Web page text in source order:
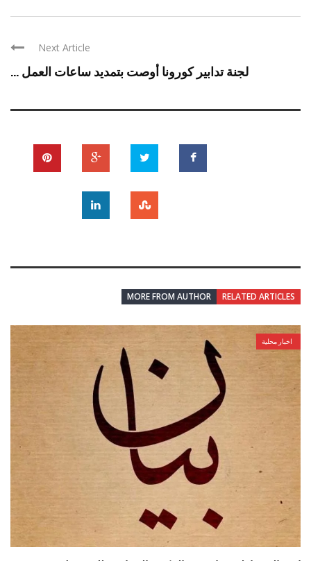
Next Article
لجنة تدابير كورونا أوصت بتمديد ساعات العمل ...
RELATED ARTICLES
MORE FROM AUTHOR
اخبار محلية